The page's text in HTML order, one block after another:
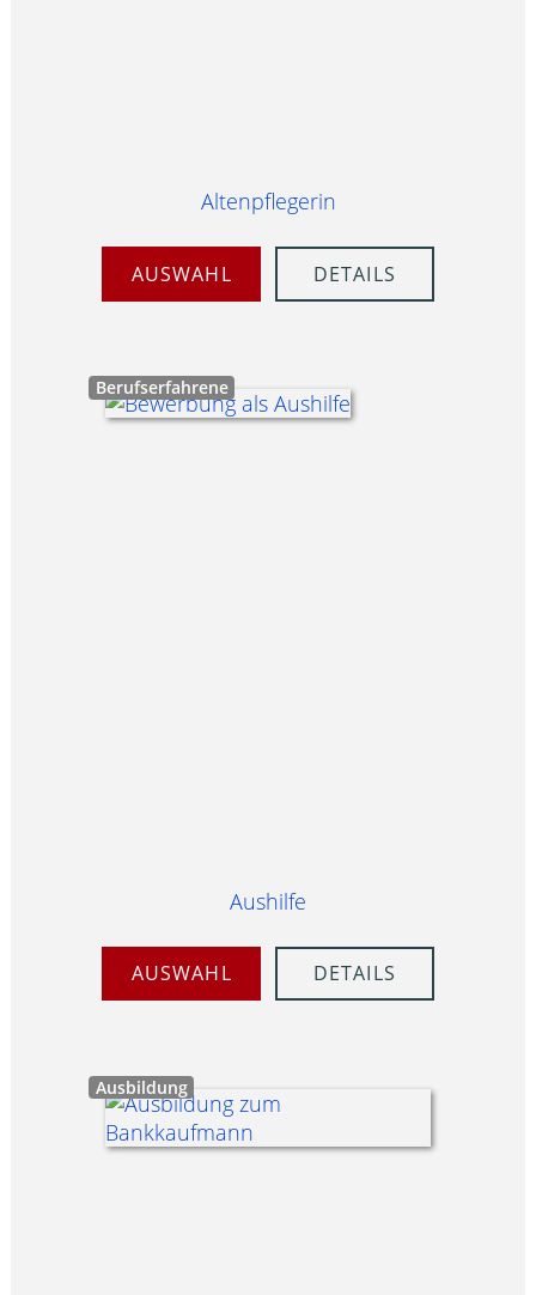
Altenpflegerin
AUSWAHL DETAILS
Berufserfahrene
Aushilfe
AUSWAHL DETAILS
Ausbildung